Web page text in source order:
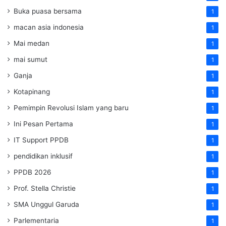
Buka puasa bersama 1
macan asia indonesia 1
Mai medan 1
mai sumut 1
Ganja 1
Kotapinang 1
Pemimpin Revolusi Islam yang baru 1
Ini Pesan Pertama 1
IT Support PPDB 1
pendidikan inklusif 1
PPDB 2026 1
Prof. Stella Christie 1
SMA Unggul Garuda 1
Parlementaria 1